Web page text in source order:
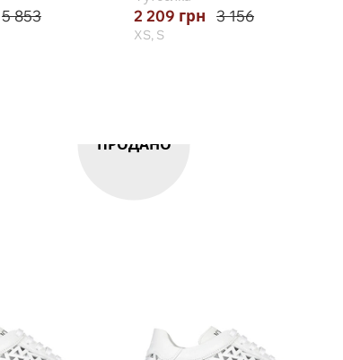
5 853 2 209 грн 3 156
XS, S
ПРОДАНО